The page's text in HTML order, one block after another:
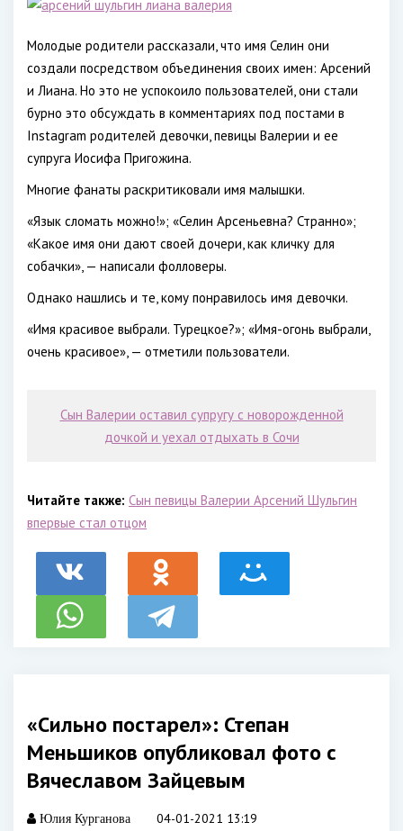
Молодые родители рассказали, что имя Селин они
создали посредством объединения своих имен: Арсений
и Лиана. Но это не успокоило пользователей, они стали
бурно это обсуждать в комментариях под постами в
Instagram родителей девочки, певицы Валерии и ее
супруга Иосифа Пригожина.
Многие фанаты раскритиковали имя малышки.
«Язык сломать можно!»; «Селин Арсеньевна? Странно»;
«Какое имя они дают своей дочери, как кличку для
собачки», — написали фолловеры.
Однако нашлись и те, кому понравилось имя девочки.
«Имя красивое выбрали. Турецкое?»; «Имя-огонь выбрали,
очень красивое», — отметили пользователи.
Сын Валерии оставил супругу с новорожденной
дочкой и уехал отдыхать в Сочи
Читайте также: Сын певицы Валерии Арсений Шульгин
впервые стал отцом
«Сильно постарел»: Степан
Меньшиков опубликовал фото с
Вячеславом Зайцевым
Юлия Курганова 04-01-2021 13:19